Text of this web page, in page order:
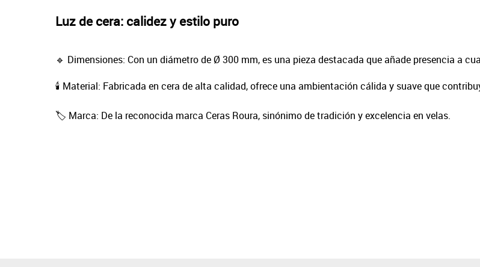
Luz de cera: calidez y estilo puro
🔹 Dimensiones: Con un diámetro de Ø 300 mm, es una pieza destacada que añade presencia a
🕯️ Material: Fabricada en cera de alta calidad, ofrece una ambientación cálida y suave que
🏷️ Marca: De la reconocida marca Ceras Roura, sinónimo de tradición y excelencia en velas.